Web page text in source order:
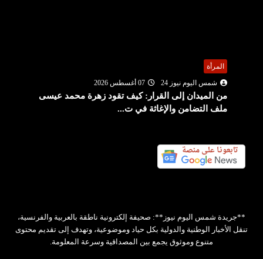
المرأة
شمس اليوم نيوز 24
07 أغسطس 2026
من الميدان إلى القرار: كيف تقود زهرة محمد عيسى
ملف التضامن والإغاثة في ت...
**جريدة شمس اليوم نيوز**: صحيفة إلكترونية ناطقة بالعربية والفرنسية،
تنقل الأخبار الوطنية والدولية بكل حياد وموضوعية، وتهدف إلى تقديم محتوى
متنوع وموثوق يجمع بين المصداقية وسرعة المعلومة.